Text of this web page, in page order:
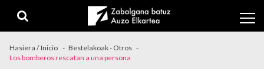
Hasiera / Inicio
Bestelakoak - Otros
Los bomberos rescatan a una persona